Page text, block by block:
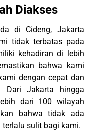
Diakses
di Cideng, Jakarta
tidak terbatas pada
kehadiran di lebih
bahwa kami
dengan cepat dan
Dari Jakarta hingga
dari 100 wilayah
bahwa tidak ada
terlalu sulit bagi kami.